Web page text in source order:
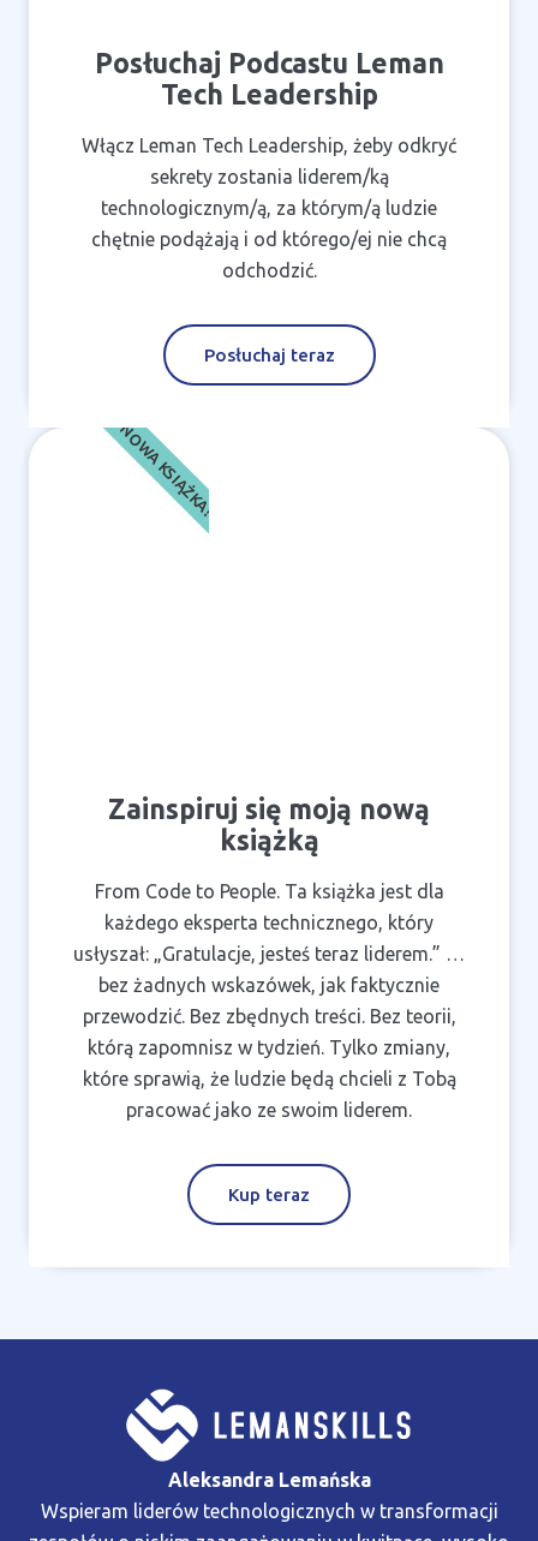
Posłuchaj Podcastu Leman
Tech Leadership
Włącz Leman Tech Leadership, żeby odkryć
sekrety zostania liderem/ką
technologicznym/ą, za którym/ą ludzie
chętnie podążają i od którego/ej nie chcą
odchodzić.
Posłuchaj teraz
Zainspiruj się moją nową
książką
From Code to People. Ta książka jest dla
każdego eksperta technicznego, który
usłyszał: „Gratulacje, jesteś teraz liderem.” …
bez żadnych wskazówek, jak faktycznie
przewodzić. Bez zbędnych treści. Bez teorii,
którą zapomnisz w tydzień. Tylko zmiany,
które sprawią, że ludzie będą chcieli z Tobą
pracować jako ze swoim liderem.
Kup teraz
NOWA KSIĄŻKA!
Aleksandra Lemańska
Wspieram liderów technologicznych w transformacji